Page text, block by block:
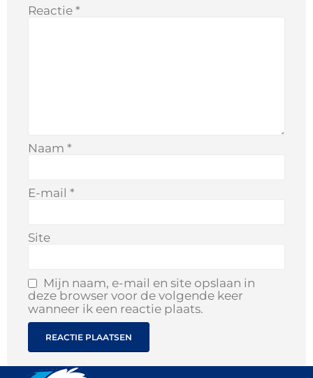
Reactie *
Naam *
E-mail *
Site
Mijn naam, e-mail en site opslaan in
deze browser voor de volgende keer
wanneer ik een reactie plaats.